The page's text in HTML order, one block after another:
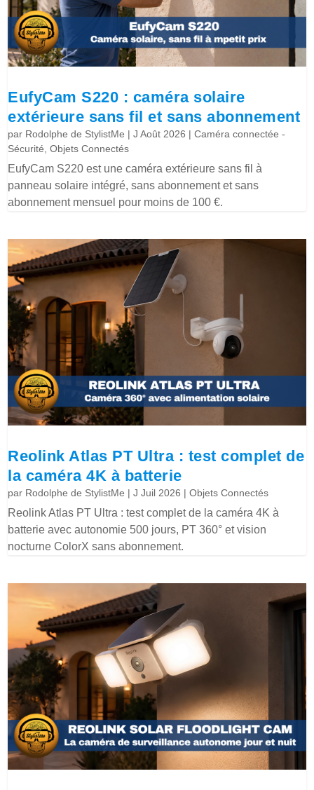
EufyCam S220 : caméra solaire
extérieure sans fil et sans abonnement
par Rodolphe de StylistMe |J Août 2026 |Caméra connectée -
Sécurité ,Objets Connectés
EufyCam S220 est une caméra extérieure sans fil à
panneau solaire intégré, sans abonnement et sans
abonnement mensuel pour moins de 100 €.
Reolink Atlas PT Ultra : test complet de
la caméra 4K à batterie
par Rodolphe de StylistMe |J Juil 2026 |Objets Connectés
Reolink Atlas PT Ultra : test complet de la caméra 4K à
batterie avec autonomie 500 jours, PT 360° et vision
nocturne ColorX sans abonnement.